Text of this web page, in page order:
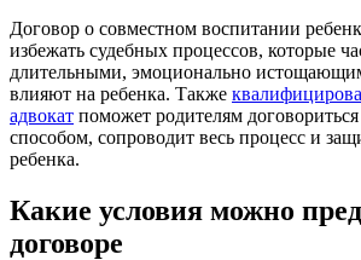
Договор о совместном воспитании
избежать судебных процессов, которые
длительными, эмоционально
влияют на ребенка. Также
адвокат поможет родителям
способом, сопроводит весь процесс и
ребенка.
Какие условия можно
договоре